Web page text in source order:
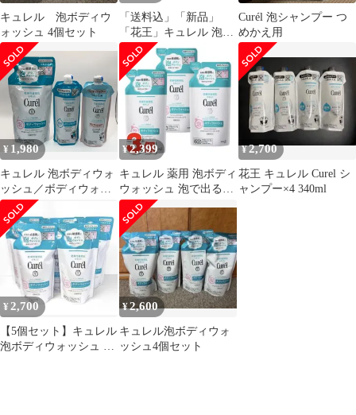
キュレル 泡ボディウ
ォッシュ 4個セット
「送料込」「新品」
「花王」キュレル 泡ボ
ディウォッシュ ポンプ
480mL
Curél 泡シャンプー つ
めかえ用
¥ 1,980
キュレル 泡ボディウォ
ッシュ／ボディウォッ
シュ／コンディショナ
ー つめかえ用
**4422957
¥2,399
キュレル 薬用 泡ボディ
ウォッシュ 泡で出るタ
イプ 詰替 380mL ×3個
¥2,700
花王 キュレル Curel シ
ャンプー×4 340ml
¥ 2,700
【5個セット】キュレル
泡ボディウォッシュ つ
¥2,600
キュレル泡ボディウォ
ッシュ4個セット